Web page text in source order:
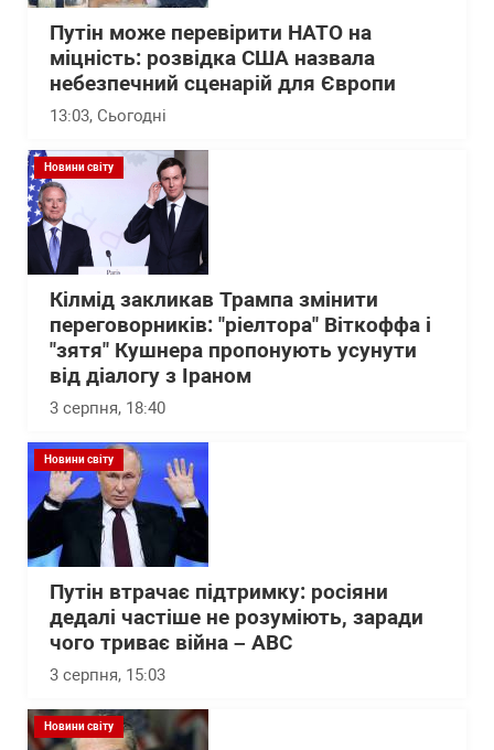
Путін може перевірити НАТО на
міцність: розвідка США назвала
небезпечний сценарій для Європи
13:03, Сьогодні
Новини світу
Кілмід закликав Трампа змінити
переговорників: "ріелтора" Віткоффа і
"зятя" Кушнера пропонують усунути
від діалогу з Іраном
3 серпня, 18:40
Новини світу
Путін втрачає підтримку: росіяни
дедалі частіше не розуміють, заради
чого триває війна – АВС
3 серпня, 15:03
Новини світу